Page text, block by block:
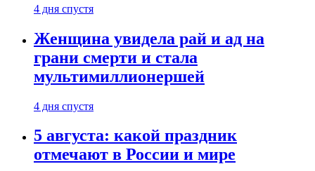
4 дня спустя
Женщина увидела рай и ад на
грани смерти и стала
мультимиллионершей
4 дня спустя
5 августа: какой праздник
отмечают в России и мире